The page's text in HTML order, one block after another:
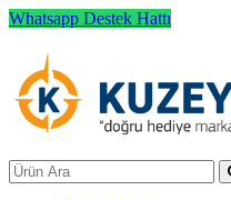
Whatsapp Destek Hattı